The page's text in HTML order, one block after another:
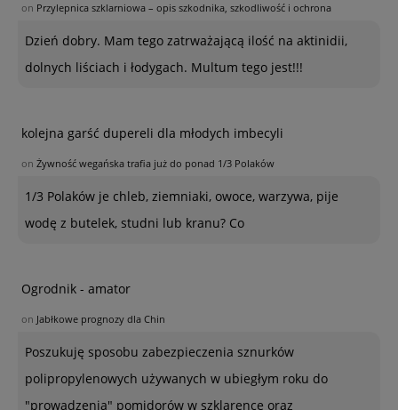
on Przylepnica szklarniowa – opis szkodnika, szkodliwość i ochrona
Dzień dobry. Mam tego zatrważającą ilość na aktinidii,
dolnych liściach i łodygach. Multum tego jest!!!
kolejna garść dupereli dla młodych imbecyli
on Żywność wegańska trafia już do ponad 1/3 Polaków
1/3 Polaków je chleb, ziemniaki, owoce, warzywa, pije
wodę z butelek, studni lub kranu? Co
Ogrodnik - amator
on Jabłkowe prognozy dla Chin
Poszukuję sposobu zabezpieczenia sznurków
polipropylenowych używanych w ubiegłym roku do
"prowadzenia" pomidorów w szklarence oraz